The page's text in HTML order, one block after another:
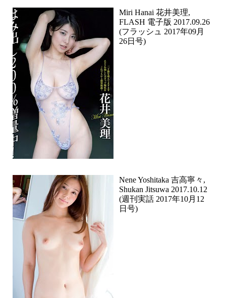
Miri Hanai 花井美理,
FLASH 電子版 2017.09.26
(フラッシュ 2017年09月
26日号)
Nene Yoshitaka 吉高寧々,
Shukan Jitsuwa 2017.10.12
(週刊実話 2017年10月12
日号)